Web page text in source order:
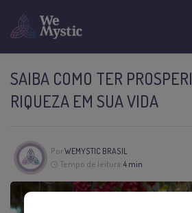
SAIBA COMO TER
RIQUEZA EM SUA VIDA
PorWEMYSTIC BRASIL
Tempo de leitura:4 min